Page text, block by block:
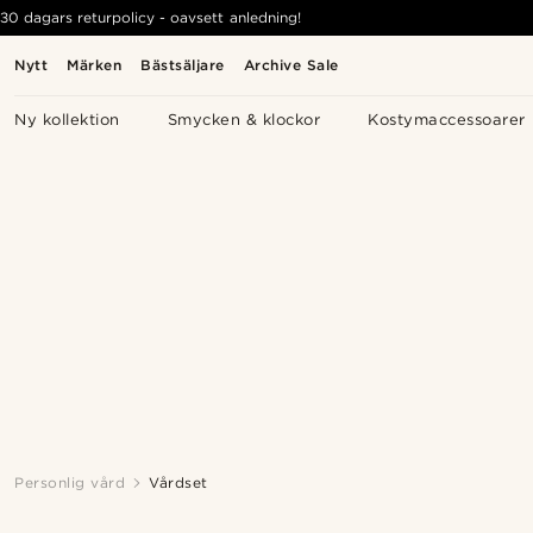
Nytt Märken Bästsäljare Archive Sale
Ny kollektion Smycken & klockor Kostymaccessoarer
30 dagars returpolicy - oavsett anledning!
Personlig vård Vårdset